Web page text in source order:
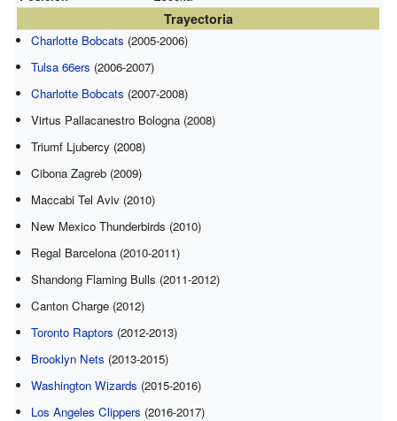
Trayectoria
Charlotte Bobcats (2005-2006)
Tulsa 66ers (2006-2007)
Charlotte Bobcats (2007-2008)
Virtus Pallacanestro Bologna (2008)
Triumf Ljubercy (2008)
Cibona Zagreb (2009)
Maccabi Tel Aviv (2010)
New Mexico Thunderbirds (2010)
Regal Barcelona (2010-2011)
Shandong Flaming Bulls (2011-2012)
Canton Charge (2012)
Toronto Raptors (2012-2013)
Brooklyn Nets (2013-2015)
Washington Wizards (2015-2016)
Los Angeles Clippers (2016-2017)